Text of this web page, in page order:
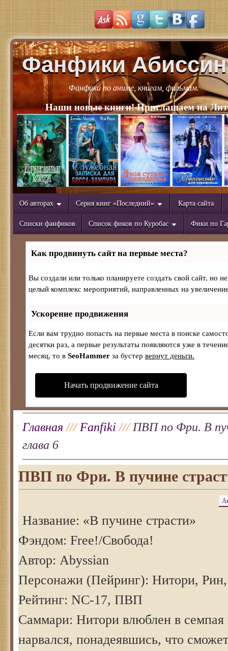
Фанфики Абиссин
Фанфики по аниме, книгам, фильмам.
Наши новые книги! Приглашаем на
Об авторах Серия книг «Последний» Карта сайта
Списки фанфиков Список фиков по Куробас Фики по
Как продвинуть сайт на первые места?
Вы создали или только планируете создать свой сайт, но
целый комплекс мероприятий, направленных на
Ускорение продвижения
Если вам трудно попасть на первые места в поиске
десятки раз, а первые результаты появляются уже в
месяц, то в SeoHammer за бустер вернут деньги.
Начать продвижение сайта
Главная /// Fanfiki /// ПВП по Фри. В
глава 6
ПВП по Фри. В пучине
Название: «В пучине страсти»
Фэндом: Free!/Свобода!
Автор: Abyssian
Персонажи (Пейринг): Нитори,
Рейтинг: NC-17, ПВП
Саммари: Нитори влюблен в семпая
нарвался, понадеявшись, что